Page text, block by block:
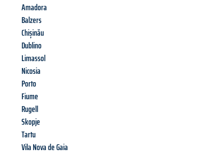
Amadora
Balzers
Chișinău
Dublino
Limassol
Nicosia
Porto
Fiume
Rugell
Skopje
Tartu
Vila Nova de Gaia